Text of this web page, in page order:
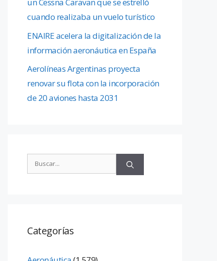
un Cessna Caravan que se estrelló
cuando realizaba un vuelo turístico
ENAIRE acelera la digitalización de la
información aeronáutica en España
Aerolíneas Argentinas proyecta
renovar su flota con la incorporación
de 20 aviones hasta 2031
Categorías